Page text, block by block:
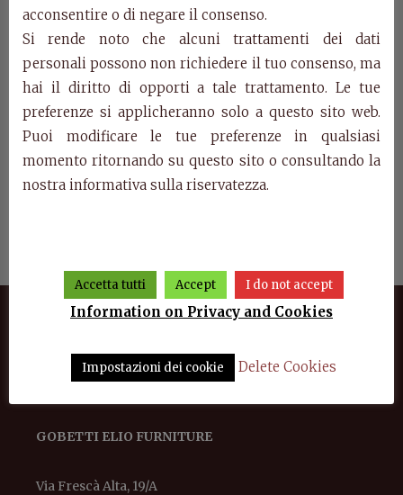
GOBETTI ELIO FURNITURE
Via Frescà Alta, 19/A
acconsentire o di negare il consenso.
Si rende noto che alcuni trattamenti dei dati
personali possono non richiedere il tuo consenso, ma
hai il diritto di opporti a tale trattamento. Le tue
preferenze si applicheranno solo a questo sito web.
Puoi modificare le tue preferenze in qualsiasi
momento ritornando su questo sito o consultando la
nostra informativa sulla riservatezza.
Accetta tutti Accept I do not accept
Information on Privacy and Cookies
Impostazioni dei cookie Delete Cookies